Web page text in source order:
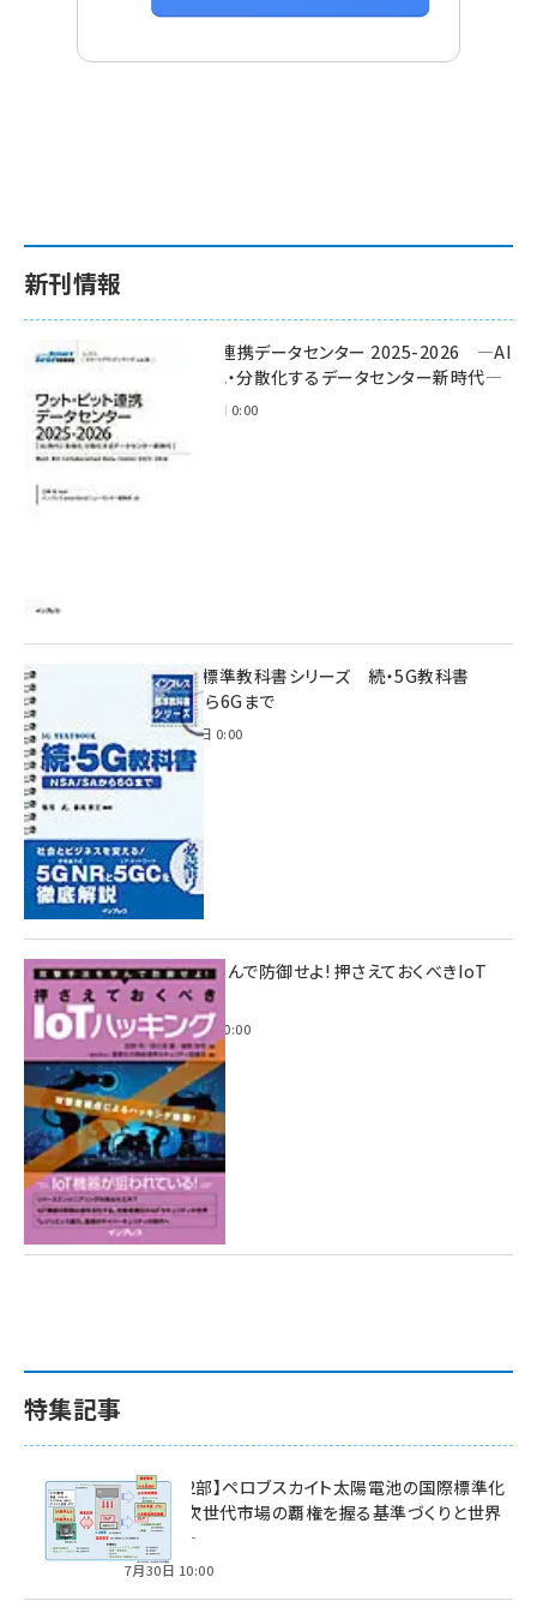
新刊情報
ワット・ビット連携データセンター 2025-2026 ―AI
時代に多様化・分散化するデータセンター新時代―
2025年11月28日 0:00
インプレス標準教科書シリーズ 続・5G教科書
NSA/SAから6Gまで
2023年4月3日 0:00
攻撃手法を学んで防御せよ! 押さえておくべきIoT
ハッキング
2022年6月14日 0:00
特集記事
特集【第2部】ペロブスカイト太陽電池の国際標準化
戦略 ― 次世代市場の覇権を握る基準づくりと世界
の動向 ―
7月30日 10:00